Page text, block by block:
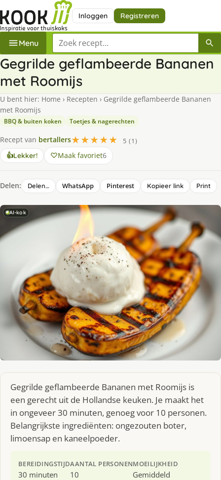
Inloggen Registreren
Menu Zoek een recept
Gegrilde geflambeerde Bananen
met Roomijs
U bent hier: Home › Recepten › Gegrilde geflambeerde Bananen
met Roomijs
BBQ & buiten koken Toetjes & nagerechten
Recept van bertallers★★★★★
5 (1)
👍Lekker! Maak favoriet6
Delen: Delen… WhatsApp Pinterest Kopieer link Print
AI-kok
Gegrilde geflambeerde Bananen met Roomijs is
een gerecht uit de Hollandse keuken. Je maakt het
in ongeveer 30 minuten, genoeg voor 10 personen.
Belangrijkste ingrediënten: ongezouten boter,
limoensap en kaneelpoeder.
BEREIDINGSTIJD
30 minuten
AANTAL PERSONEN
10
MOEILIJKHEID
Gemiddeld